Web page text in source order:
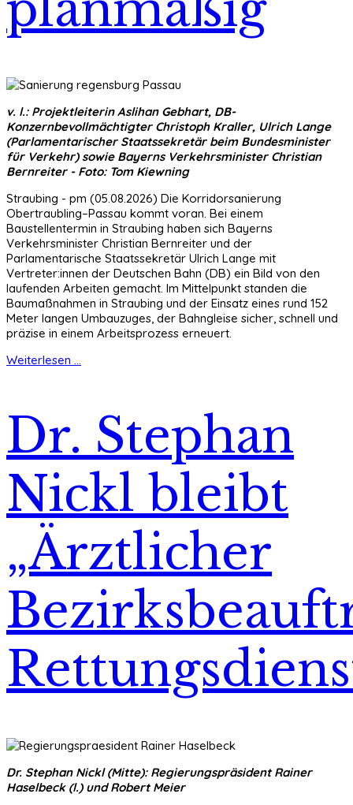
v. l.: Projektleiterin Aslihan Gebhart, DB-
Konzernbevollmächtigter Christoph Kraller, Ulrich Lange
(Parlamentarischer Staatssekretär beim Bundesminister
für Verkehr) sowie Bayerns Verkehrsminister Christian
Bernreiter - Foto: Tom Kiewning
Straubing - pm (05.08.2026) Die Korridorsanierung
Obertraubling–Passau kommt voran. Bei einem
Baustellentermin in Straubing haben sich Bayerns
Verkehrsminister Christian Bernreiter und der
Parlamentarische Staatssekretär Ulrich Lange mit
Vertreter:innen der Deutschen Bahn (DB) ein Bild von den
laufenden Arbeiten gemacht. Im Mittelpunkt standen die
Baumaßnahmen in Straubing und der Einsatz eines rund 152
Meter langen Umbauzuges, der Bahngleise sicher, schnell und
präzise in einem Arbeitsprozess erneuert.
Weiterlesen ...
Dr. Stephan
Nickl bleibt
„Ärztlicher
Dr. Stephan Nickl (Mitte): Regierungspräsident Rainer
Haselbeck (l.) und Robert Meier